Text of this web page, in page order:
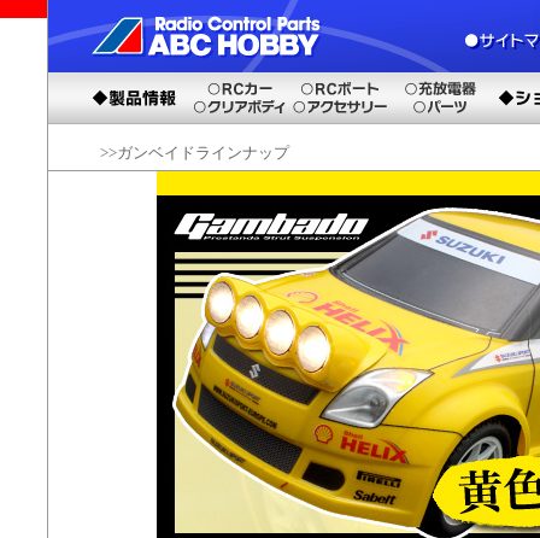
>>ガンベイドラインナップ